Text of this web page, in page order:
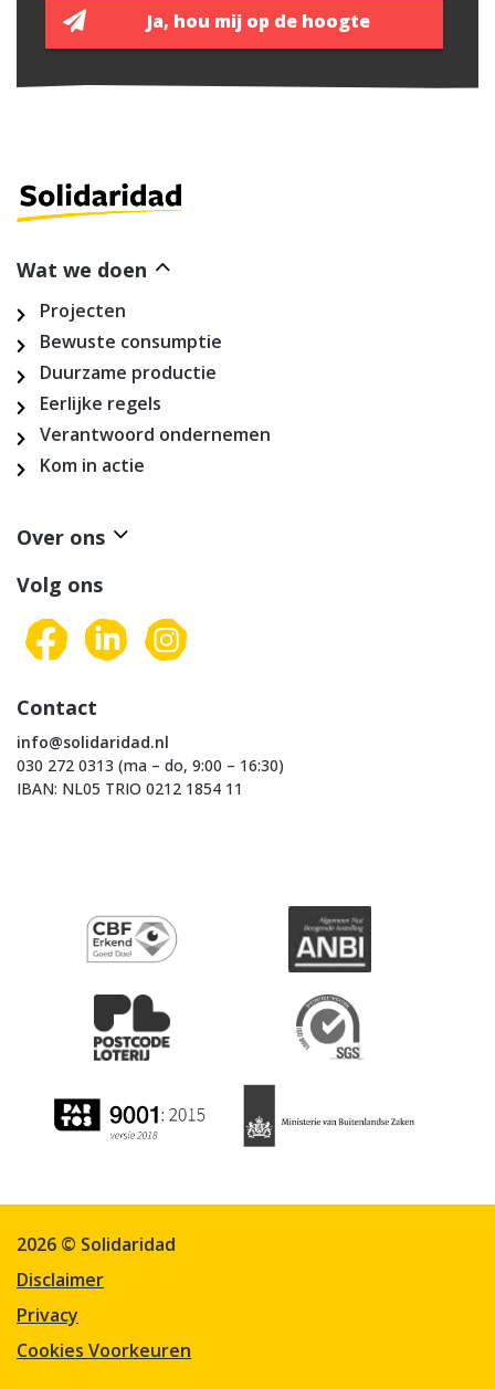
Wat we doen
Projecten
Bewuste consumptie
Duurzame productie
Eerlijke regels
Verantwoord ondernemen
Kom in actie
Over ons
Volg ons
Contact
info@solidaridad.nl
030 272 0313 (ma – do, 9:00 – 16:30)
IBAN: NL05 TRIO 0212 1854 11
2026 © Solidaridad
Disclaimer
Privacy
Cookies Voorkeuren